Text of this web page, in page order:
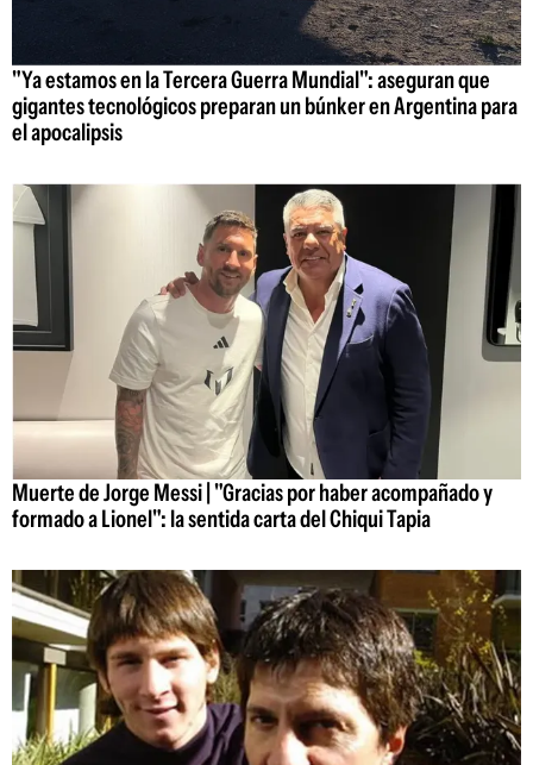
"Ya estamos en la Tercera Guerra Mundial": aseguran que
gigantes tecnológicos preparan un búnker en Argentina para
el apocalipsis
Muerte de Jorge Messi | "Gracias por haber acompañado y
formado a Lionel": la sentida carta del Chiqui Tapia